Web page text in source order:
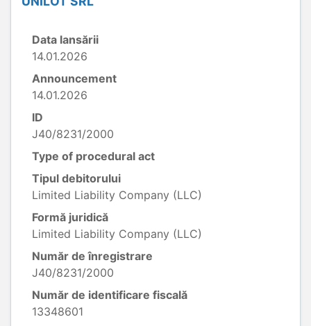
Data lansării
14.01.2026
Announcement
14.01.2026
ID
J40/8231/2000
Type of procedural act
Tipul debitorului
Limited Liability Company (LLC)
Formă juridică
Limited Liability Company (LLC)
Număr de înregistrare
J40/8231/2000
Număr de identificare fiscală
13348601